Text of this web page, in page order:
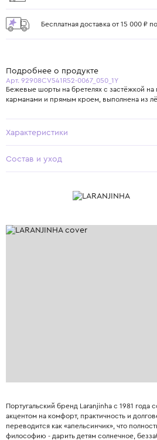
Бесплатная доставка от 15 000 ₽
Подробнее о продукте
Арт. 92908CV541R52-0067_050_1Y
Бежевые шорты на бретелях с застёжкой
карманами и прямым кроем, выполнена из
Характеристики
Состав и уход
Португальский бренд Laranjinha с 1981 года
акцентом на комфорт, практичность и
переводится как «апельсинчик», что
философию - дарить детям солнечное,